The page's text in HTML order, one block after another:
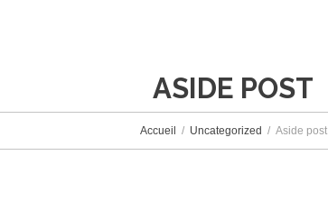
ASIDE POST
Accueil Uncategorized Aside post